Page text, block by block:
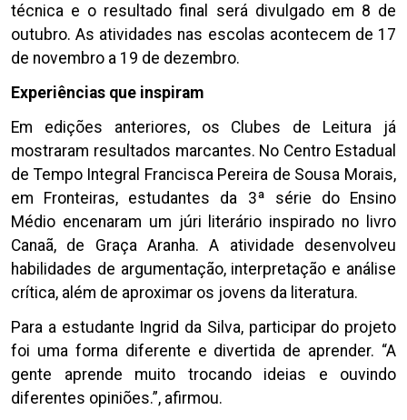
técnica e o resultado final será divulgado em 8 de
outubro. As atividades nas escolas acontecem de 17
de novembro a 19 de dezembro.
Experiências que inspiram
Em edições anteriores, os Clubes de Leitura já
mostraram resultados marcantes. No Centro Estadual
de Tempo Integral Francisca Pereira de Sousa Morais,
em Fronteiras, estudantes da 3ª série do Ensino
Médio encenaram um júri literário inspirado no livro
Canaã, de Graça Aranha. A atividade desenvolveu
habilidades de argumentação, interpretação e análise
crítica, além de aproximar os jovens da literatura.
Para a estudante Ingrid da Silva, participar do projeto
foi uma forma diferente e divertida de aprender. “A
gente aprende muito trocando ideias e ouvindo
diferentes opiniões.”, afirmou.